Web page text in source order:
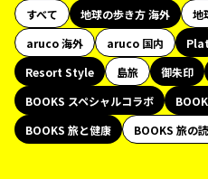
すべて 地球の歩き方 海外
地
aruco 海外
aruco 国内 Plat
Resort Style
島旅 御朱印
BOOKS スペシャルコラボ
BOOKS 旅と健康
BOOKS 旅の